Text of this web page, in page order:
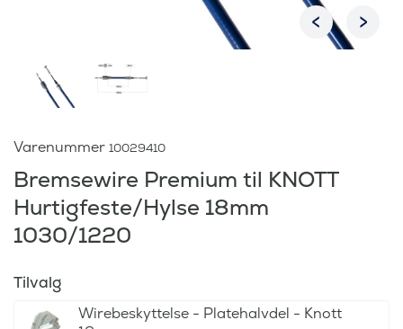
Varenummer 10029410
Bremsewire Premium til KNOTT
Hurtigfeste/Hylse 18mm
1030/1220
Tilvalg
Wirebeskyttelse - Platehalvdel - Knott